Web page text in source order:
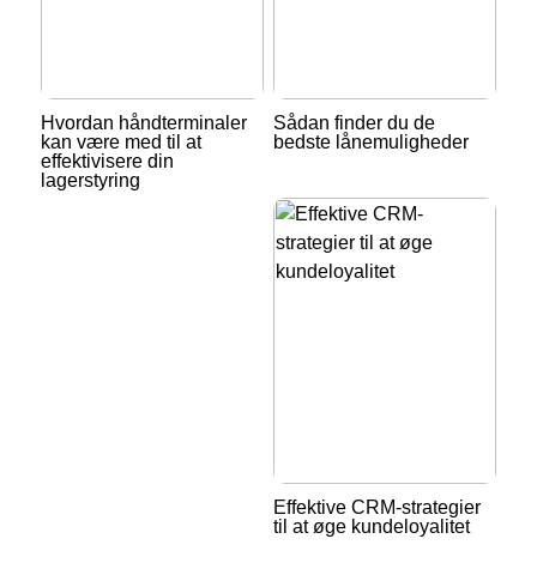
Hvordan håndterminaler
kan være med til at
effektivisere din
lagerstyring
Sådan finder du de
bedste lånemuligheder
Effektive CRM-strategier
til at øge kundeloyalitet